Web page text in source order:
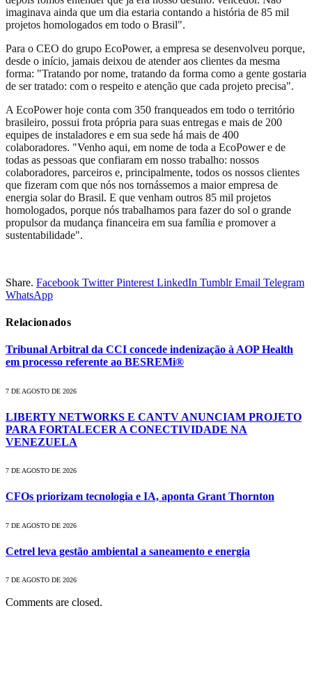
imaginava ainda que um dia estaria contando a história de 85 mil
projetos homologados em todo o Brasil".
Para o CEO do grupo EcoPower, a empresa se desenvolveu porque,
desde o início, jamais deixou de atender aos clientes da mesma
forma: "Tratando por nome, tratando da forma como a gente gostaria
de ser tratado: com o respeito e atenção que cada projeto precisa".
A EcoPower hoje conta com 350 franqueados em todo o território
brasileiro, possui frota própria para suas entregas e mais de 200
equipes de instaladores e em sua sede há mais de 400
colaboradores. "Venho aqui, em nome de toda a EcoPower e de
todas as pessoas que confiaram em nosso trabalho: nossos
colaboradores, parceiros e, principalmente, todos os nossos clientes
que fizeram com que nós nos tornássemos a maior empresa de
energia solar do Brasil. E que venham outros 85 mil projetos
homologados, porque nós trabalhamos para fazer do sol o grande
propulsor da mudança financeira em sua família e promover a
sustentabilidade".
Share. Facebook Twitter Pinterest LinkedIn Tumblr Email Telegram
WhatsApp
Relacionados
Tribunal Arbitral da CCI concede indenização à AOP Health
em processo referente ao BESREMi®
7 DE AGOSTO DE 2026
LIBERTY NETWORKS E CANTV ANUNCIAM PROJETO
PARA FORTALECER A CONECTIVIDADE NA
VENEZUELA
7 DE AGOSTO DE 2026
CFOs priorizam tecnologia e IA, aponta Grant Thornton
7 DE AGOSTO DE 2026
Cetrel leva gestão ambiental a saneamento e energia
7 DE AGOSTO DE 2026
Comments are closed.